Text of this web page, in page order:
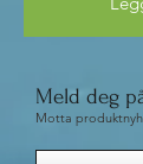
Meld deg
Motta